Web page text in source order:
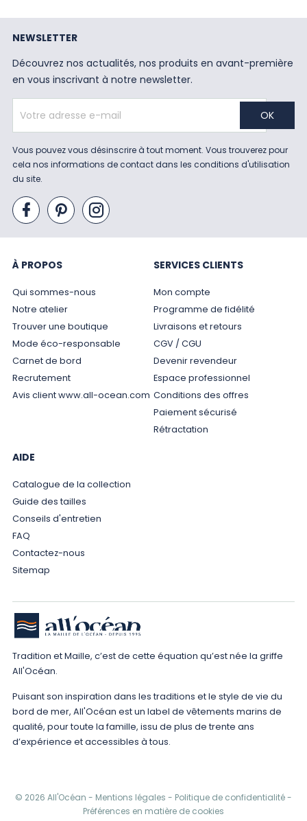
NEWSLETTER
Découvrez nos actualités, nos produits en avant-première
en vous inscrivant à notre newsletter.
Vous pouvez vous désinscrire à tout moment. Vous trouverez pour
cela nos informations de contact dans les conditions d'utilisation
du site.
À PROPOS
Qui sommes-nous
Notre atelier
Trouver une boutique
Mode éco-responsable
Carnet de bord
Recrutement
Avis client www.all-ocean.com
SERVICES CLIENTS
Mon compte
Programme de fidélité
Livraisons et retours
CGV / CGU
Devenir revendeur
Espace professionnel
Conditions des offres
Paiement sécurisé
Rétractation
AIDE
Catalogue de la collection
Guide des tailles
Conseils d'entretien
FAQ
Contactez-nous
Sitemap
Tradition et Maille, c’est de cette équation qu’est née la griffe
All'Océan.
Puisant son inspiration dans les traditions et le style de vie du
bord de mer, All'Océan est un label de vêtements marins de
qualité, pour toute la famille, issu de plus de trente ans
d’expérience et accessibles à tous.
© 2026 All'Océan - Mentions légales - Politique de confidentialité-
Préférences en matière de cookies